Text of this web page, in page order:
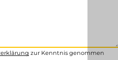
zur Kenntnis genommen